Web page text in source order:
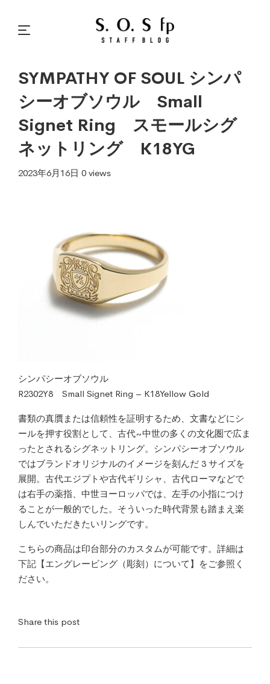
SYMPATHY OF SOUL シンパ
シーオブソウル Small
Signet Ring スモールシグ
ネットリング K18YG
2023年6月16日 0 views
シンパシーオブソウル
R2302Y8 Small Signet Ring – K18Yellow Gold
書類の真贋または信頼性を証明するため、文書などにシ
ールを押す役割として、古代~中世の多くの文化圏で広ま
ったとされるシグネットリング。シンパシーオブソウル
ではブランドオリジナルのイメージを刻んだ 3 サイズを
展開。古代エジプトや古代ギリシャ、古代ローマなどで
は右手の薬指、中世ヨーロッパでは、左手の小指につけ
ることが一般的でした。そういった時代背景も踏まえ楽
しんでいただきたいリングです。
こちらの商品は印台部分のカスタムが可能です。詳細は
下記【エングレービング（彫刻）について】をご参照く
ださい。
Share this post